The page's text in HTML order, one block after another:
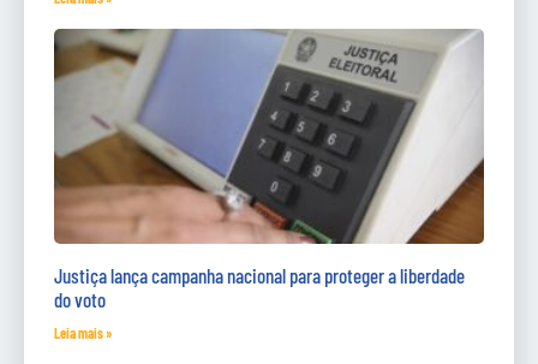
Justiça lança campanha nacional para proteger a liberdade
do voto
Leia mais »